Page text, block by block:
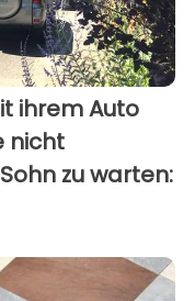
ihrem Auto
nicht
zu warten: